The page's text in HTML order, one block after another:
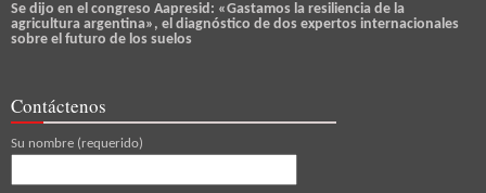
Se dijo en el congreso Aapresid: «Gastamos la resiliencia de la
agricultura argentina», el diagnóstico de dos expertos internacionales
sobre el futuro de los suelos
Contáctenos
Su nombre (requerido)